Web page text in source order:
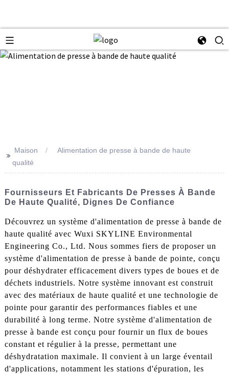
>> Maison
Alimentation de presse à bande de haute
qualité
Fournisseurs Et Fabricants De Presses À Bande
De Haute Qualité, Dignes De Confiance
Découvrez un système d'alimentation de presse à bande de
haute qualité avec Wuxi SKYLINE Environmental
Engineering Co., Ltd. Nous sommes fiers de proposer un
système d'alimentation de presse à bande de pointe, conçu
pour déshydrater efficacement divers types de boues et de
déchets industriels. Notre système innovant est construit
avec des matériaux de haute qualité et une technologie de
pointe pour garantir des performances fiables et une
durabilité à long terme. Notre système d'alimentation de
presse à bande est conçu pour fournir un flux de boues
constant et régulier à la presse, permettant une
déshydratation maximale. Il convient à un large éventail
d'applications, notamment les stations d'épuration, les